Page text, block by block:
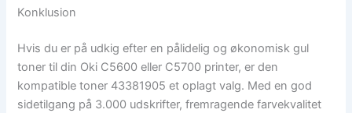
Konklusion
Hvis du er på udkig efter en pålidelig og økonomisk gul
toner til din Oki C5600 eller C5700 printer, er den
kompatible toner 43381905 et oplagt valg. Med en god
sidetilgang på 3.000 udskrifter, fremragende farvekvalitet